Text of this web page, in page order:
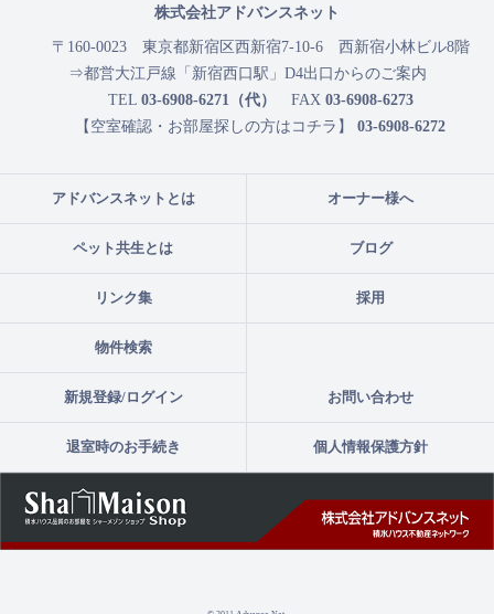
アドバンスネットとは オーナー様へ
ペット共生とは ブログ
リンク集 採用
物件検索
新規登録/ログイン お問い合わせ
退室時のお手続き 個人情報保護方針
株式会社アドバンスネット
〒160-0023 東京都新宿区西新宿7-10-6 西新宿小林ビル8階
⇒都営大江戸線「新宿西口駅」D4出口からのご案内
TEL 03-6908-6271（代） FAX 03-6908-6273
【空室確認・お部屋探しの方はコチラ】 03-6908-6272